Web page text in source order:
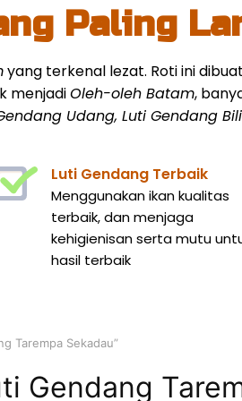
Paling
yang terkenal lezat. Roti ini
menjadiOleh-oleh Batam,
Udang, Luti Gendang
Luti Gendang Terbaik
Menggunakan ikan kualitas
terbaik, dan menjaga
kehigienisan serta mutu
hasil terbaik
Tarempa Sekadau”
Gendang